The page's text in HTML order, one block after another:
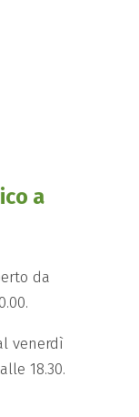
a
da
venerdì
18.30.